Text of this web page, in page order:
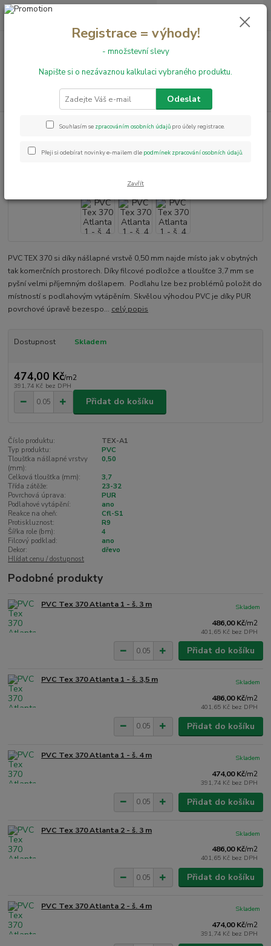
+420 731 199 591 0,00 Kč
PVC podlahy PVC Tex 370 Atlanta 1 - š. 4 m
PVC Tex 370 Atlanta 1 - š. 4 m
PVC TEX 370 si díky nášlapné vrstvě 0,50 mm najde místo jak v obytných
tak komerčních prostorech. Díky filcové podložce a tloušťce 3,7 mm se
pyšní velmi příjemným došlapem. Podlahu lze bez problémů položit do
místností s podlahovým vytápěním. Skvělou výhodou PVC je díky PUR
povrchové úpravě bezespo... celý popis
Dostupnost Skladem
474,00 Kč/m2
391,74 Kč bez DPH
Přidat do košíku
Číslo produktu:
TEX-A1
Typ produktu:
PVC
Tloušťka nášlapné vrstvy
(mm):
0,50
Celková tloušťka (mm):
3,7
Třída zátěže:
23-32
Povrchová úprava:
PUR
Podlahové vytápění:
ano
Reakce na oheň:
Cfl-S1
Protiskluznost:
R9
Šířka role (bm):
4
Filcový podklad:
ano
Dekor:
dřevo
Hlídat cenu / dostupnost
Podobné produkty
PVC Tex 370 Atlanta 1 - š. 3 m
486,00 Kč/m2
401,65 Kč bez DPH
Skladem
Přidat do košíku
PVC Tex 370 Atlanta 1 - š. 3,5 m
486,00 Kč/m2
401,65 Kč bez DPH
Skladem
Přidat do košíku
PVC Tex 370 Atlanta 1 - š. 4 m
474,00 Kč/m2
391,74 Kč bez DPH
Skladem
Přidat do košíku
PVC Tex 370 Atlanta 2 - š. 3 m
486,00 Kč/m2
401,65 Kč bez DPH
Skladem
Přidat do košíku
PVC Tex 370 Atlanta 2 - š. 4 m
474,00 Kč/m2
391,74 Kč bez DPH
Skladem
Registrace = výhody!
- množstevní slevy
Napište si o nezávaznou kalkulaci vybraného produktu.
Odeslat
Souhlasím se zpracováním osobních údajů pro účely registrace.
Přeji si odebírat novinky e-mailem dle podmínek zpracování osobních údajů.
Zavřít